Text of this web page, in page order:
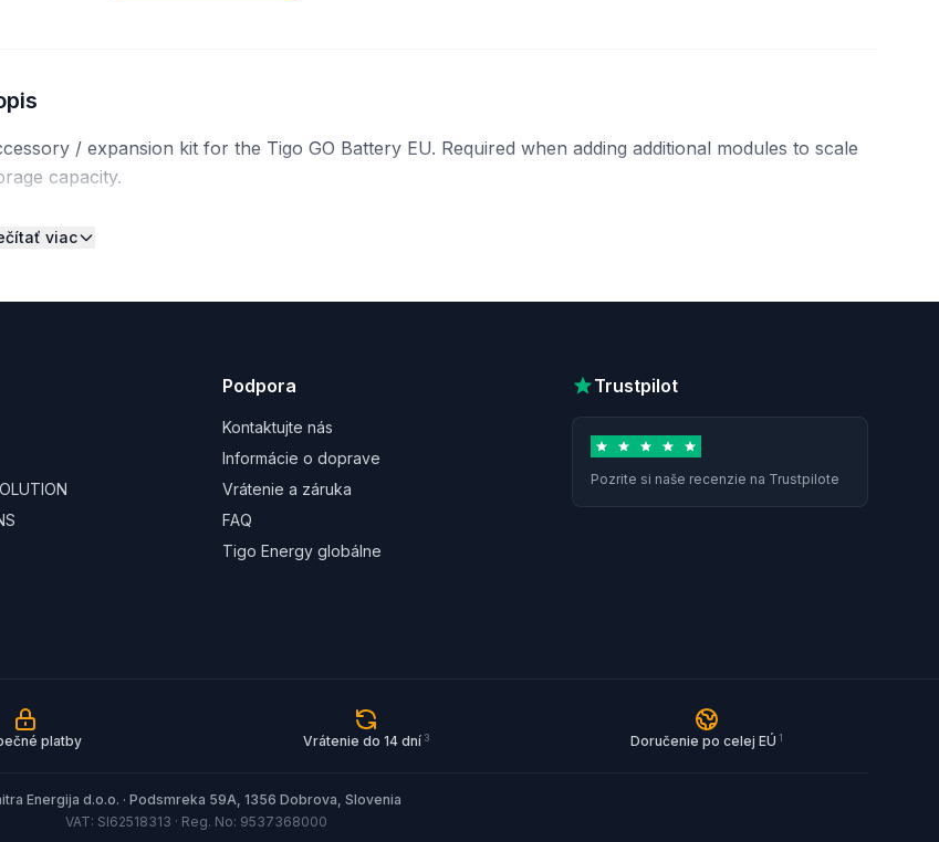
/ expansion kit for the Tigo GO Battery EU. Required when adding additional modules to scale
capacity.
viac
Podpora
Kontaktujte nás
Informácie o doprave
Vrátenie a záruka
FAQ
Tigo Energy globálne
Trustpilot
Pozrite si naše recenzie na Trustpilote
platby Vrátenie do 14 dní 3 Doručenie po celej EÚ 1
Energija d.o.o. · Podsmreka 59A, 1356 Dobrova, Slovenia
VAT: SI62518313 · Reg. No: 9537368000